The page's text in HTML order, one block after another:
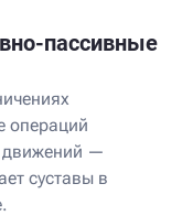
пассивные
операций
движений —
суставы в